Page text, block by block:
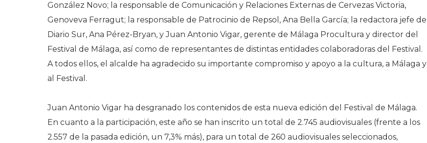
González Novo; la responsable de Comunicación y Relaciones Externas de Cervezas Victoria,
Genoveva Ferragut; la responsable de Patrocinio de Repsol, Ana Bella García; la redactora jefe de
Diario Sur, Ana Pérez-Bryan, y Juan Antonio Vigar, gerente de Málaga Procultura y director del
Festival de Málaga, así como de representantes de distintas entidades colaboradoras del Festival.
A todos ellos, el alcalde ha agradecido su importante compromiso y apoyo a la cultura, a Málaga y
al Festival.
Juan Antonio Vigar ha desgranado los contenidos de esta nueva edición del Festival de Málaga.
En cuanto a la participación, este año se han inscrito un total de 2.745 audiovisuales (frente a los
2.557 de la pasada edición, un 7,3% más), para un total de 260 audiovisuales seleccionados,